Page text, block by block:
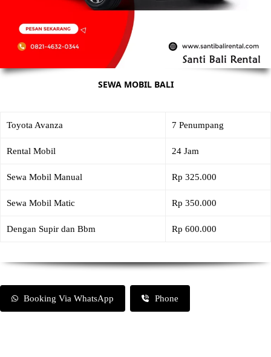
SEWA MOBIL BALI
Toyota Avanza 7 Penumpang
Rental Mobil 24 Jam
Sewa Mobil Manual Rp 325.000
Sewa Mobil Matic Rp 350.000
Dengan Supir dan Bbm Rp 600.000
Booking Via WhatsApp Phone